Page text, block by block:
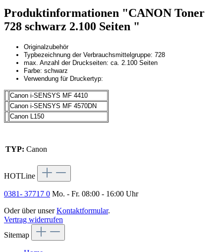
Produktinformationen "CANON Toner
728 schwarz 2.100 Seiten "
Originalzubehör
Typbezeichnung der Verbrauchsmittelgruppe: 728
max. Anzahl der Druckseiten: ca. 2.100 Seiten
Farbe: schwarz
Verwendung für Druckertyp:
Canon i-SENSYS MF 4410
Canon i-SENSYS MF 4570DN
Canon L150
TYP: Canon
HOTLine
0381- 37717 0 Mo. - Fr. 08:00 - 16:00 Uhr
Oder über unserKontaktformular.
Vertrag widerrufen
Sitemap